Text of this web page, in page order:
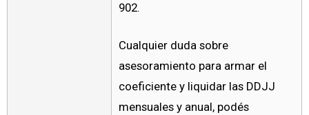
902.
Cualquier duda sobre
asesoramiento para armar el
coeficiente y liquidar las DDJJ
mensuales y anual, podés